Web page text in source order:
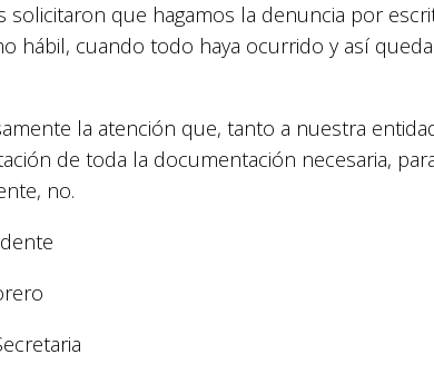
solicitaron que hagamos la denuncia por
hábil, cuando todo haya ocurrido y así
la atención que, tanto a nuestra
de toda la documentación necesaria,
no.